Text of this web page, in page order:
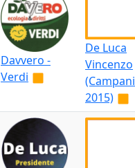
Davvero -
Verdi
De Luca
Vincenzo
2015)